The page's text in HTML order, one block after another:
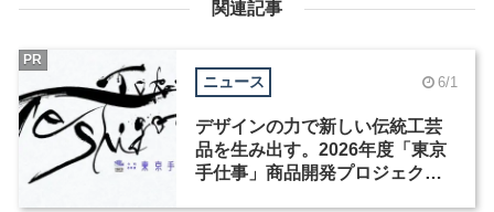
関連記事
ニュース 6/1
デザインの力で新しい伝統工芸
品を生み出す。2026年度「東京
手仕事」商品開発プロジェクト
PR